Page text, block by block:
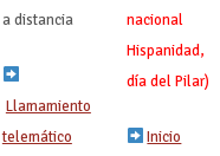
a distancia
Llamamiento
telemático
nacional
Hispanidad,
día del Pilar)
Inicio